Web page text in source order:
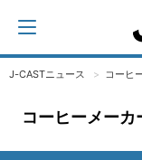
J-CASTニュース コーヒ
コーヒーメー